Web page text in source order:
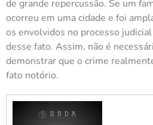
de grande repercussão. Se um
ocorreu em uma cidade e foi
os envolvidos no processo
desse fato. Assim, não é
demonstrar que o crime
fato notório.